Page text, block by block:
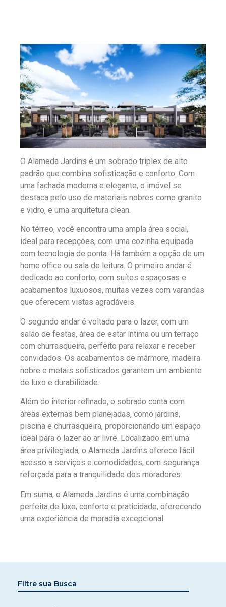
Filtre sua Busca
O Alameda Jardins é um sobrado triplex de alto
padrão que combina sofisticação e conforto. Com
uma fachada moderna e elegante, o imóvel se
destaca pelo uso de materiais nobres como granito
e vidro, e uma arquitetura clean.
No térreo, você encontra uma ampla área social,
ideal para recepções, com uma cozinha equipada
com tecnologia de ponta. Há também a opção de um
home office ou sala de leitura. O primeiro andar é
dedicado ao conforto, com suítes espaçosas e
acabamentos luxuosos, muitas vezes com varandas
que oferecem vistas agradáveis.
O segundo andar é voltado para o lazer, com um
salão de festas, área de estar íntima ou um terraço
com churrasqueira, perfeito para relaxar e receber
convidados. Os acabamentos de mármore, madeira
nobre e metais sofisticados garantem um ambiente
de luxo e durabilidade.
Além do interior refinado, o sobrado conta com
áreas externas bem planejadas, como jardins,
piscina e churrasqueira, proporcionando um espaço
ideal para o lazer ao ar livre. Localizado em uma
área privilegiada, o Alameda Jardins oferece fácil
acesso a serviços e comodidades, com segurança
reforçada para a tranquilidade dos moradores.
Em suma, o Alameda Jardins é uma combinação
perfeita de luxo, conforto e praticidade, oferecendo
uma experiência de moradia excepcional.